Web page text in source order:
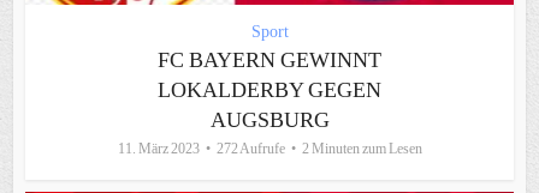
Sport
FC BAYERN GEWINNT
LOKALDERBY GEGEN
AUGSBURG
11. März 2023 272 Aufrufe 2 Minuten zum Lesen